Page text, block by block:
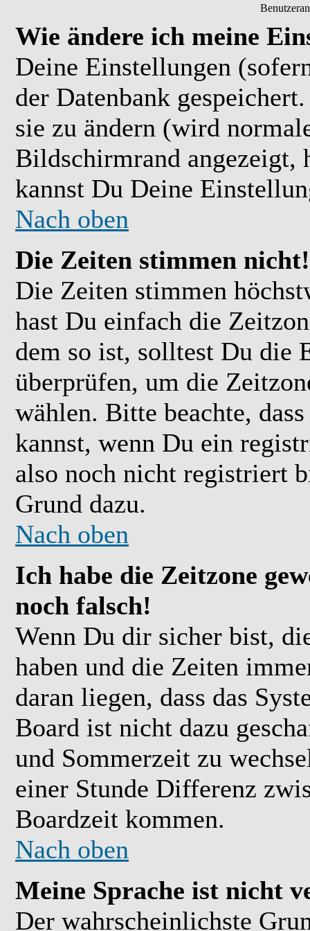
Wie ändere ich meine
Deine Einstellungen
der Datenbank
sie zu ändern (wird
Bildschirmrand angezeigt,
kannst Du Deine
Nach oben
Die Zeiten stimmen nicht!
Die Zeiten stimmen
hast Du einfach die
dem so ist, solltest Du die
überprüfen, um die
wählen. Bitte beachte,
kannst, wenn Du ein
also noch nicht registriert
Grund dazu.
Nach oben
Ich habe die Zeitzone
noch falsch!
Wenn Du dir sicher bist,
haben und die Zeiten
daran liegen, dass das
Board ist nicht dazu
und Sommerzeit zu
einer Stunde Differenz
Boardzeit kommen.
Nach oben
Meine Sprache ist nicht
Der wahrscheinlichste